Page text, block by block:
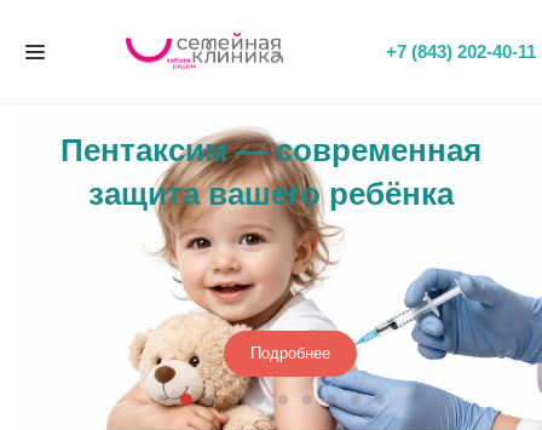
+7 (843) 202-40-11
Пентаксим — современная
защита вашего ребёнка
Подробнее